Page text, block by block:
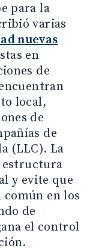
para la
varias
nuevas
en
de
local,
de
de
(LLC). La
estructura
y evite que
común en los
de
el control